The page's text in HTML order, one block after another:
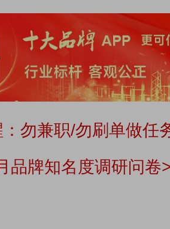
勿兼职/勿刷单做任
品牌知名度调研问卷